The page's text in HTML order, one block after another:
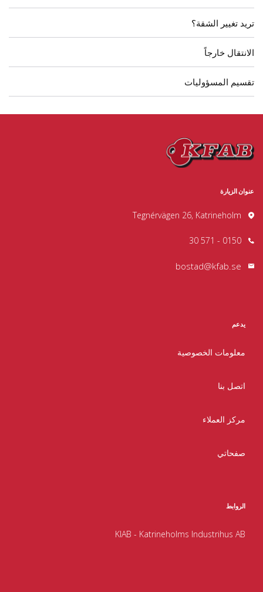
تريد تغيير الشقة؟
الانتقال خارجاً
تقسيم المسؤوليات
عنوان الزيارة
Tegnérvägen 26, Katrineholm
0150 - 571 30
bostad@kfab.se
يدعم
معلومات الخصوصية
اتصل بنا
مركز العملاء
صفحاتي
الروابط
KIAB - Katrineholms Industrihus AB